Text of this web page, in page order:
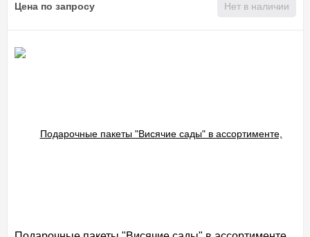
Цена по запросу Нет в наличии